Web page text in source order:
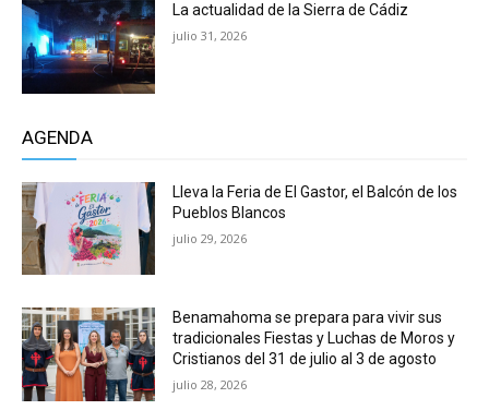
La actualidad de la Sierra de Cádiz
julio 31, 2026
AGENDA
Lleva la Feria de El Gastor, el Balcón de los
Pueblos Blancos
julio 29, 2026
Benamahoma se prepara para vivir sus
tradicionales Fiestas y Luchas de Moros y
Cristianos del 31 de julio al 3 de agosto
julio 28, 2026